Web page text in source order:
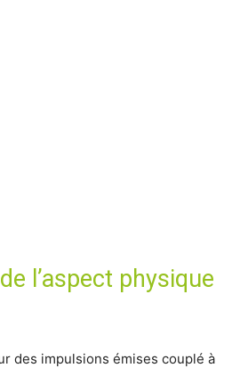
l’aspect physique
des impulsions émises couplé à